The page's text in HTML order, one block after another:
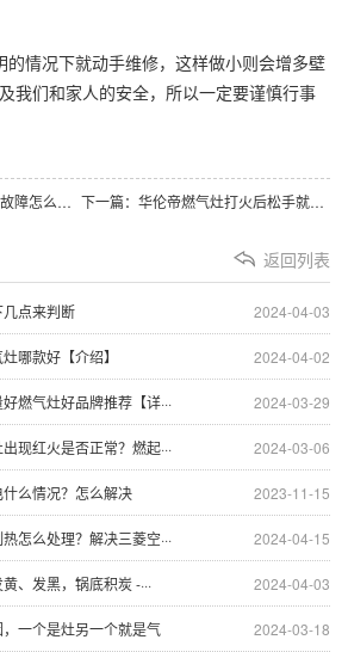
的情况下就动手维修，这样做小则会增多壁
我们和家人的安全，所以一定要谨慎行事
上一篇：华伦帝壁挂炉e42故障怎么解决 下一篇：华伦帝燃气灶打火后松手就熄灭
返回列表
2024-04-03
点来判断
2024-04-02
哪款好【介绍】
2024-03-29
燃气灶好品牌推荐【详···
2024-03-06
现红火是否正常？燃起···
2023-11-15
么情况？怎么解决
2024-04-15
怎么处理？解决三菱空···
2024-04-03
、发黑，锅底积炭 -···
2024-03-18
一个是灶另一个就是气